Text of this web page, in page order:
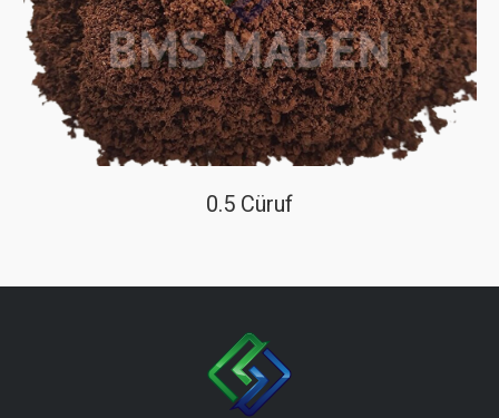
0.5 Cüruf